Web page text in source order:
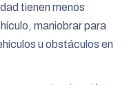
tienen menos
maniobrar para
u obstáculos en